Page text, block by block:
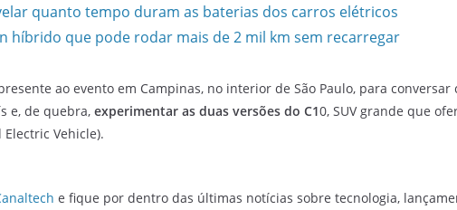
quanto tempo duram as baterias dos carros elétricos
híbrido que pode rodar mais de 2 mil km sem recarregar
ao evento em Campinas, no interior de São Paulo, para conversar
e, de quebra, experimentar as duas versões do C10, SUV grande que
Electric Vehicle).
e fique por dentro das últimas notícias sobre tecnologia,